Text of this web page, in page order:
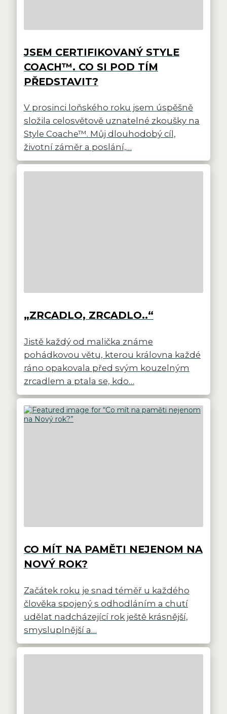
JSEM CERTIFIKOVANÝ STYLE
COACH™. CO SI POD TÍM
PŘEDSTAVIT?
V prosinci loňského roku jsem úspěšně
složila celosvětově uznatelné zkoušky na
Style Coache™. Můj dlouhodobý cíl,
životní záměr a poslání,…
„ZRCADLO, ZRCADLO..“
Jistě každý od malička známe
pohádkovou větu, kterou královna každé
ráno opakovala před svým kouzelným
zrcadlem a ptala se, kdo…
CO MÍT NA PAMĚTI NEJENOM NA
NOVÝ ROK?
Začátek roku je snad téměř u každého
člověka spojený s odhodláním a chutí
udělat nadcházející rok ještě krásnější,
smysluplnější a…